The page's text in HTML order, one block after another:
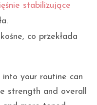
stabilizujące
co przekłada
your routine can
strength and overall